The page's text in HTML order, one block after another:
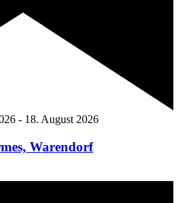
- 18. August 2026
Warendorf